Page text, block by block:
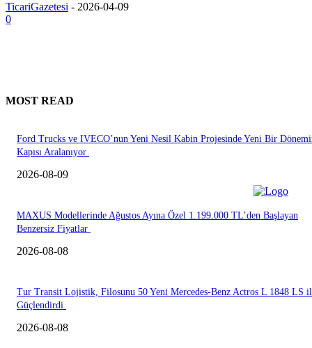
TicariGazetesi - 2026-04-09
0
MOST READ
Ford Trucks ve IVECO’nun Yeni Nesil Kabin Projesinde Yeni Bir
Kapısı Aralanıyor
2026-08-09
MAXUS Modellerinde Ağustos Ayına Özel 1.199.000 TL’den Başlayan
Benzersiz Fiyatlar
2026-08-08
Tur Transit Lojistik, Filosunu 50 Yeni Mercedes-Benz Actros L 1848 LS
Güçlendirdi
2026-08-08